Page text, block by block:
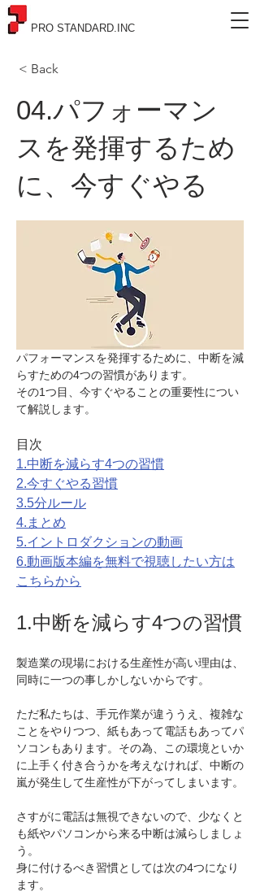
PRO STANDARD.INC
< Back
04.パフォーマン
スを発揮するため
に、今すぐやる
パフォーマンスを発揮するために、中断を減
らすための4つの習慣があります。
その1つ目、今すぐやることの重要性につい
て解説します。
目次
1.中断を減らす4つの習慣
2.今すぐやる習慣
3.5分ルール
4.まとめ
5.イントロダクションの動画
6.動画版本編を無料で視聴したい方は
こちらから
1.中断を減らす4つの習慣
製造業の現場における生産性が高い理由は、
同時に一つの事しかしないからです。
ただ私たちは、手元作業が違ううえ、複雑な
ことをやりつつ、紙もあって電話もあってパ
ソコンもあります。その為、この環境といか
に上手く付き合うかを考えなければ、中断の
嵐が発生して生産性が下がってしまいます。
さすがに電話は無視できないので、少なくと
も紙やパソコンから来る中断は減らしましょ
う。
身に付けるべき習慣としては次の4つになり
ます。